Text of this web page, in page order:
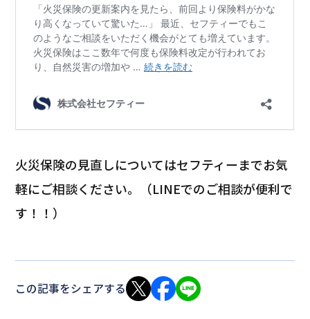
火災保険の見直しについてはセフティーまでお気
軽にご相談ください。（LINEでのご相談が便利で
す！！）
この記事をシェアする